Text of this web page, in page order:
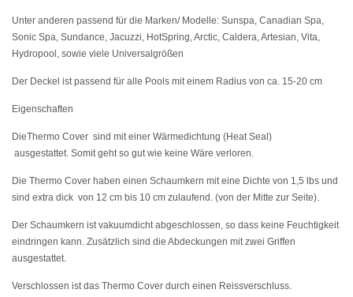
Unter anderen passend für die Marken/ Modelle: Sunspa, Canadian Spa,
Sonic Spa, Sundance, Jacuzzi, HotSpring, Arctic, Caldera, Artesian, Vita,
Hydropool, sowie viele Universalgrößen
Der Deckel ist passend für alle Pools mit einem Radius von ca. 15-20 cm
Eigenschaften
DieThermo Cover sind mit einer Wärmedichtung (Heat Seal)
ausgestattet. Somit geht so gut wie keine Wäre verloren.
Die Thermo Cover haben einen Schaumkern mit eine Dichte von 1,5 lbs und
sind extra dick von 12 cm bis 10 cm zulaufend. (von der Mitte zur Seite).
Der Schaumkern ist vakuumdicht abgeschlossen, so dass keine Feuchtigkeit
eindringen kann. Zusätzlich sind die Abdeckungen mit zwei Griffen
ausgestattet.
Verschlossen ist das Thermo Cover durch einen Reissverschluss.